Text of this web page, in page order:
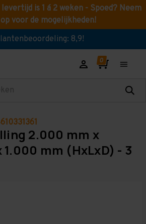
is 1 á 2 weken - Spoed? Neem
voor de mogelijkheden!
8,9!
2.000 mm x
mm (HxLxD) - 3